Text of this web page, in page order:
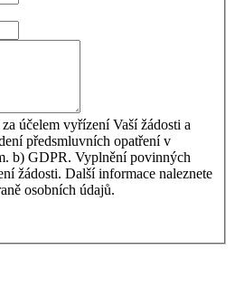
účelem vyřízení Vaší žádosti a
předsmluvních opatření v
b) GDPR. Vyplnění povinných
žádosti. Další informace naleznete
osobních údajů.